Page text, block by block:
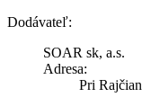
Dodávateľ:
SOAR sk, a.s.
Adresa:
Pri